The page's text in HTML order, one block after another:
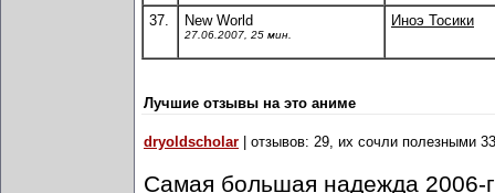
37. New World
27.06.2007, 25 мин.
Иноэ Тосики
Лучшие отзывы на это аниме
dryoldscholar | отзывов: 29, их сочли полезными
Самая большая надежда 2006-